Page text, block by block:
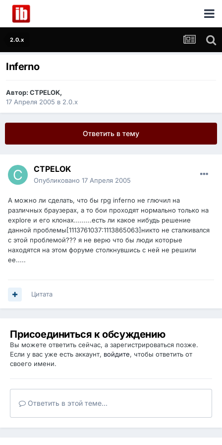
2.0.x
Inferno
Автор:CTPELOK,
17 Апреля 2005 в 2.0.x
Ответить в тему
CTPELOK
Опубликовано 17 Апреля 2005
А можно ли сделать, что бы rpg inferno не глючил на
различных браузерах, а то бои проходят нормально только на
explore и его клонах.........есть ли какое нибудь решение
данной проблемы[1113761037:1113865063]никто не сталкивался
с этой проблемой??? я не верю что бы люди которые
находятся на этом форуме столкнувшись с ней не решили
ее.....
Цитата
Присоединиться к обсуждению
Вы можете ответить сейчас, а зарегистрироваться позже.
Если у вас уже есть аккаунт, войдите, чтобы ответить от
своего имени.
Ответить в этой теме...